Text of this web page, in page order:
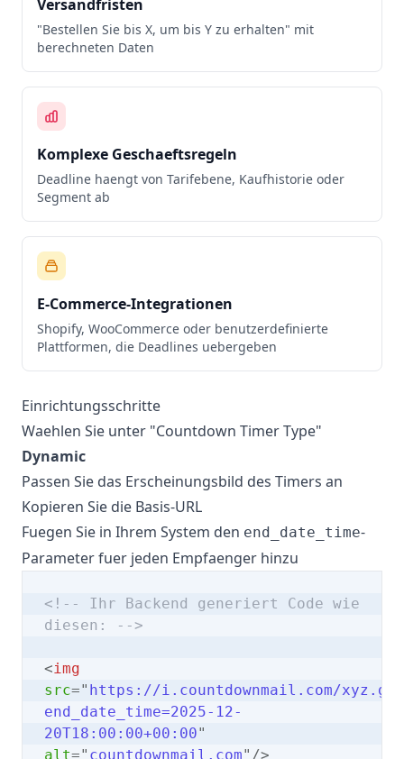
Versandfristen
"Bestellen Sie bis X, um bis Y zu erhalten" mit
berechneten Daten
Komplexe Geschaeftsregeln
Deadline haengt von Tarifebene, Kaufhistorie oder
Segment ab
E-Commerce-Integrationen
Shopify, WooCommerce oder benutzerdefinierte
Plattformen, die Deadlines uebergeben
Einrichtungsschritte
Waehlen Sie unter "Countdown Timer Type"
Dynamic
Passen Sie das Erscheinungsbild des Timers an
Kopieren Sie die Basis-URL
Fuegen Sie in Ihrem System den end_date_time-
Parameter fuer jeden Empfaenger hinzu
<!-- Ihr Backend generiert Code wie
diesen: -->
<img
src=" https://i.countdownmail.com/
end_date_time=2025-12-
20T18:00:00+00:00"
alt=" countdownmail.com" />